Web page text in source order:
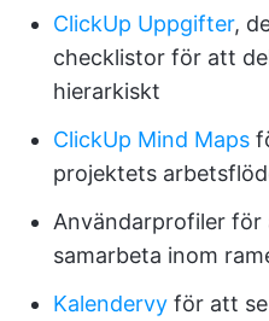
ClickUp Uppgifter,
checklistor för att
hierarkiskt
ClickUp Mind Maps
projektets
Användarprofiler
samarbeta inom
Kalendervy för att